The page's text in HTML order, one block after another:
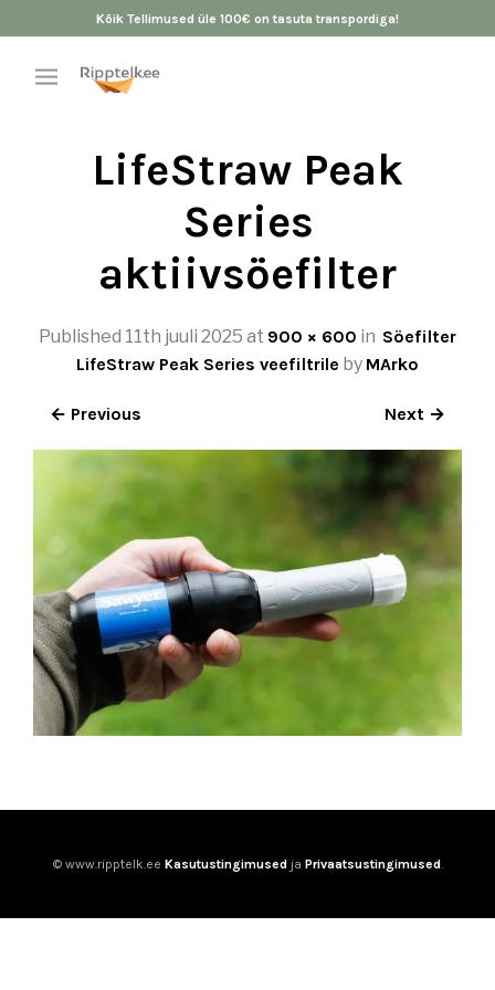
Kõik Tellimused üle 100€ on tasuta transpordiga!
LifeStraw Peak
Series
aktiivsöefilter
Published 11th juuli 2025 at 900 × 600 in Söefilter
LifeStraw Peak Series veefiltrile by MArko
← Previous Next →
© www.ripptelk.ee Kasutustingimusedja Privaatsustingimused.